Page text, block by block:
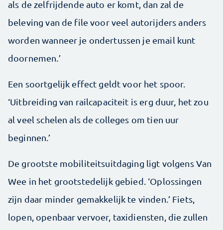
als de zelfrijdende auto er komt, dan zal de
beleving van de file voor veel autorijders anders
worden wanneer je ondertussen je email kunt
doornemen.’
Een soortgelijk effect geldt voor het spoor.
‘Uitbreiding van railcapaciteit is erg duur, het zou
al veel schelen als de colleges om tien uur
beginnen.’
De grootste mobiliteitsuitdaging ligt volgens Van
Wee in het grootstedelijk gebied. ‘Oplossingen
zijn daar minder gemakkelijk te vinden.’ Fiets,
lopen, openbaar vervoer, taxidiensten, die zullen